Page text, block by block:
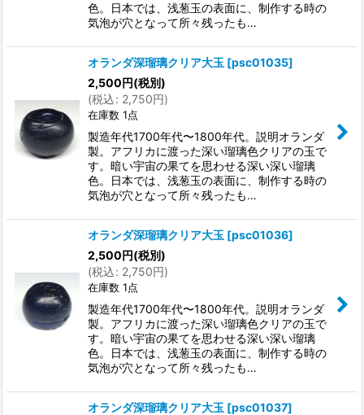
色。日本では、浅葱玉の表面に、制作する時の
気泡が穴となって所々残ったも…
オランダ深瑠璃クリア大玉 [psc01035]
2,500円(税別)
(税込: 2,750円)
在庫数 1点
製造年代1700年代〜1800年代。説明オランダ
製。アフリカに渡った深い瑠璃色クリアの玉で
す。暗い宇宙の果てを思わせる深い深い瑠璃
色。日本では、浅葱玉の表面に、制作する時の
気泡が穴となって所々残ったも…
オランダ深瑠璃クリア大玉 [psc01036]
2,500円(税別)
(税込: 2,750円)
在庫数 1点
製造年代1700年代〜1800年代。説明オランダ
製。アフリカに渡った深い瑠璃色クリアの玉で
す。暗い宇宙の果てを思わせる深い深い瑠璃
色。日本では、浅葱玉の表面に、制作する時の
気泡が穴となって所々残ったも…
オランダ深瑠璃クリア大玉 [psc01037]